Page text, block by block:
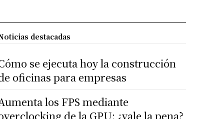
destacadas
se ejecuta hoy la construcción
oficinas para empresas
los FPS mediante
de la GPU: ¿vale la pena?